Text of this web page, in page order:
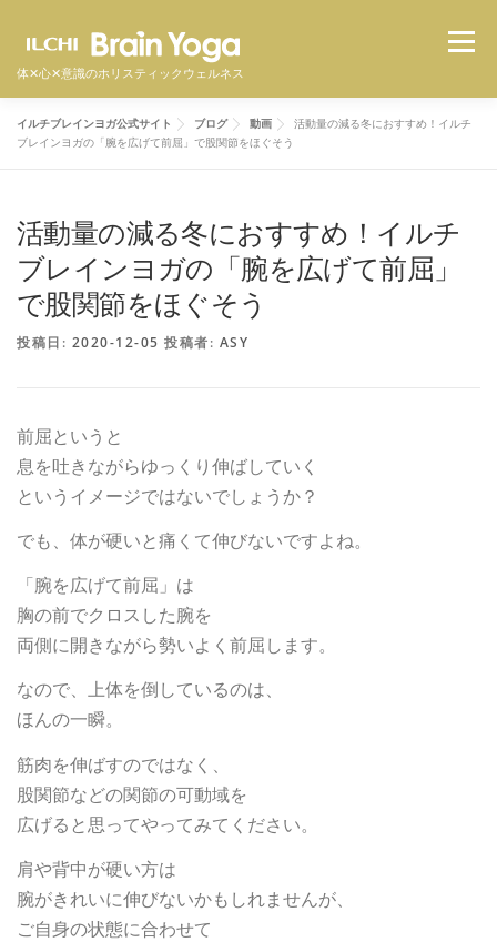
ン
体✕心✕意識のホリスティックウェルネス
メニ
イルチブレインヨガとは スタジオ一覧
体験者の声 よくある質問 オンラインクラス
体験予約をする
イルチブレインヨガ公式サイト ブログ 動画
活動量の減る冬におすすめ！イルチ
ブレインヨガの「腕を広げて前屈」で股関節をほぐそう
活動量の減る冬におすすめ！イルチ
ブレインヨガの「腕を広げて前屈」
で股関節をほぐそう
投稿日: 2020-12-05 投稿者: ASY
前屈というと
息を吐きながらゆっくり伸ばしていく
というイメージではないでしょうか？
でも、体が硬いと痛くて伸びないですよね。
「腕を広げて前屈」は
胸の前でクロスした腕を
両側に開きながら勢いよく前屈します。
なので、上体を倒しているのは、
ほんの一瞬。
筋肉を伸ばすのではなく、
股関節などの関節の可動域を
広げると思ってやってみてください。
肩や背中が硬い方は
腕がきれいに伸びないかもしれませんが、
ご自身の状態に合わせて